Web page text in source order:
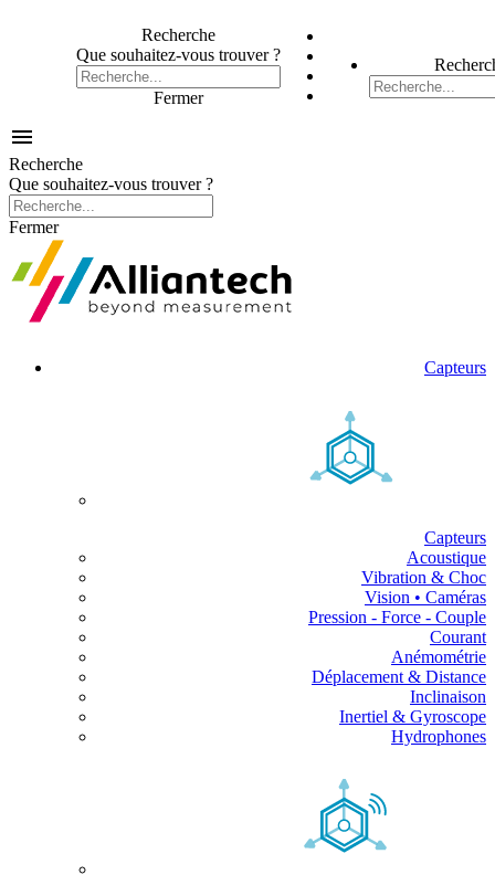
Recherche
Que souhaitez-vous trouver ?
Fermer

Recherche
Que souhaitez-vous trouver ?
Fermer
Capteurs
Capteurs
Acoustique
Vibration & Choc
Vision • Caméras
Pression - Force - Couple
Courant
Anémométrie
Déplacement & Distance
Inclinaison
Inertiel & Gyroscope
Hydrophones